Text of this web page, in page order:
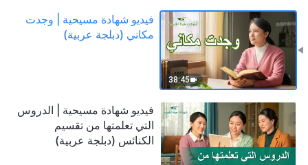
38:45
فيديو شهادة مسيحية | وجدت
مكاني (دبلجة عربية)
فيديو شهادة مسيحية | الدروس
التي تعلمتها من تقسيم
الكنائس (دبلجة عربية)